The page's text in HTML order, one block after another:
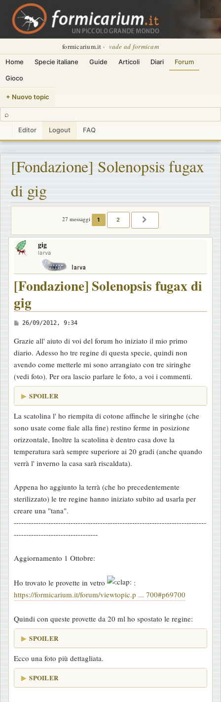
formicarium.it · vade ad formicam
Home Specie italiane Guide Articoli Diari Forum
Gioco
+ Nuovo topic
⌕
Editor Logout FAQ
🌙
[Fondazione] Solenopsis fugax
di gig
27 messaggi 1 2
gig
larva
[Fondazione] Solenopsis fugax di
gig
M
s
s
a
g
g
i
o
26/09/2012, 9:34
Grazie all' aiuto di voi del forum ho iniziato il mio primo
diario. Adesso ho tre regine di questa specie, quindi non
avendo come metterle mi sono arrangiato con tre siringhe
(vedi foto). Per ora lascio parlare le foto, a voi i commenti.
SPOILER
La scatolina l' ho riempita di cotone affinche le siringhe (che
sono usate come fiale alla fine) restino ferme in posizione
orizzontale, Inoltre la scatolina è dentro casa dove la
temperatura sarà sempre superiore ai 20 gradi (anche quando
verrà l' inverno la casa sarà riscaldata).
Appena ho aggiunto la terrà (che ho precedentemente
sterilizzato) le tre regine hanno iniziato subito ad usarla per
creare una "tana".
------------------------------------------------------------------------------
----------------------------------
Aggiornamento 1 Ottobre:
Ho trovato le provette in vetro
:
https://formicarium.it/forum/viewtopic.p ... 700#p69700
Quindi con queste provette da 20 ml ho spostato le regine:
SPOILER
Ecco una foto più dettagliata.
SPOILER